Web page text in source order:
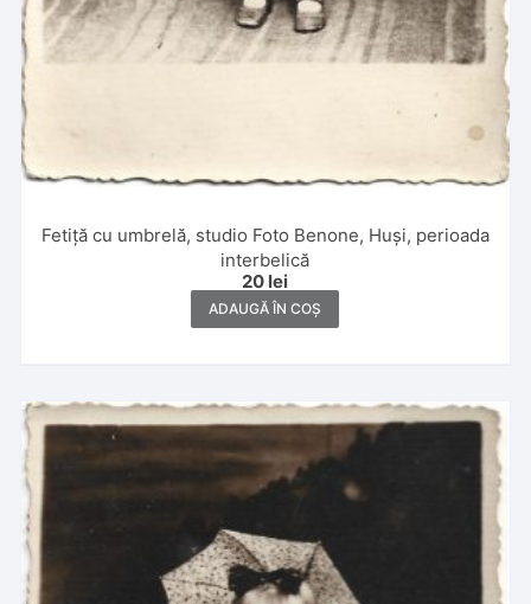
Fetiță cu umbrelă, studio Foto Benone, Huși, perioada
interbelică
20 lei
ADAUGĂ ÎN COȘ